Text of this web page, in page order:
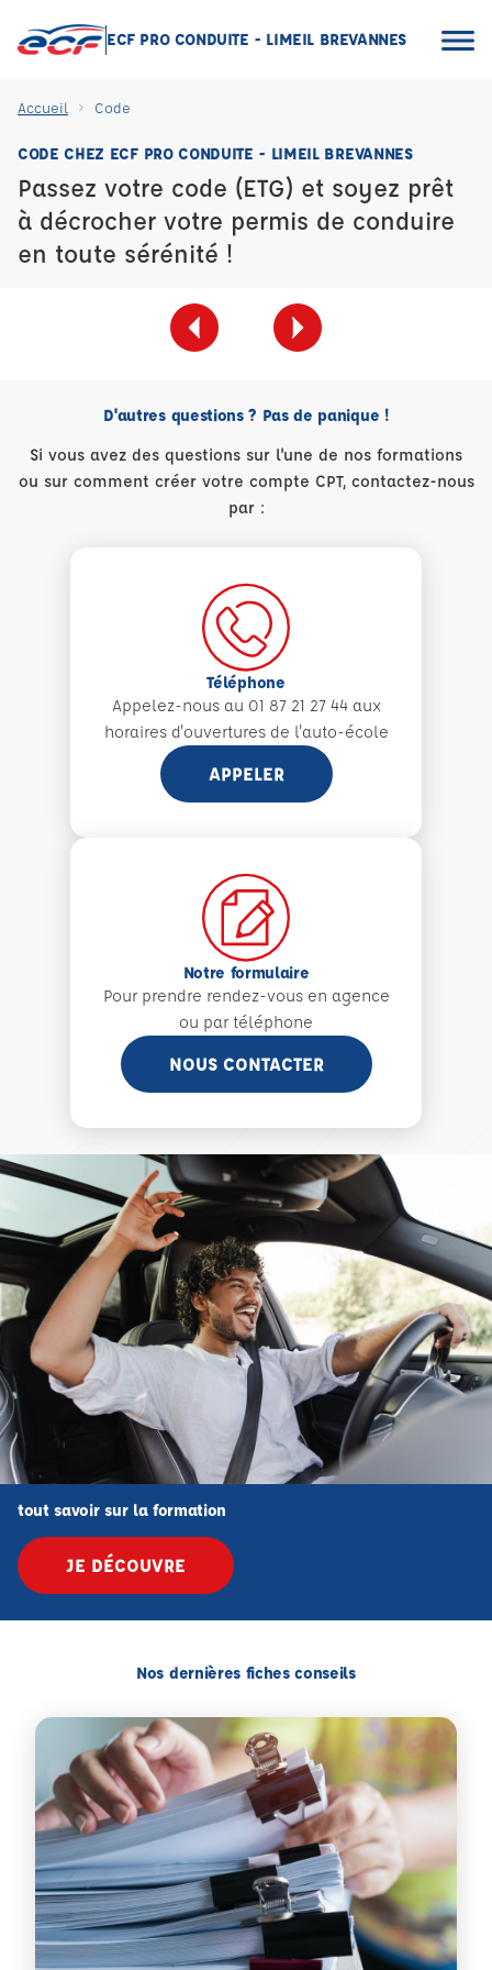
ECF PRO CONDUITE - LIMEIL BREVANNES
Accueil Code
CODE CHEZ ECF PRO CONDUITE - LIMEIL BREVANNES
Passez votre code (ETG) et soyez prêt
à décrocher votre permis de conduire
en toute sérénité !
D'autres questions ? Pas de panique !
Si vous avez des questions sur l'une de nos formations
ou sur comment créer votre compte CPT, contactez-nous
par :
Téléphone
Appelez-nous au 01 87 21 27 44 aux
horaires d'ouvertures de l'auto-école
APPELER
Notre formulaire
Pour prendre rendez-vous en agence
ou par téléphone
NOUS CONTACTER
tout savoir sur la formation
JE DÉCOUVRE
Nos dernières fiches conseils